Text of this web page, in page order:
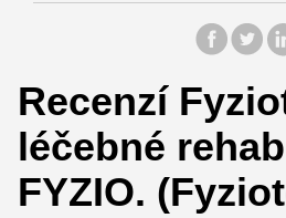
Recenzí
léčebné
FYZIO.